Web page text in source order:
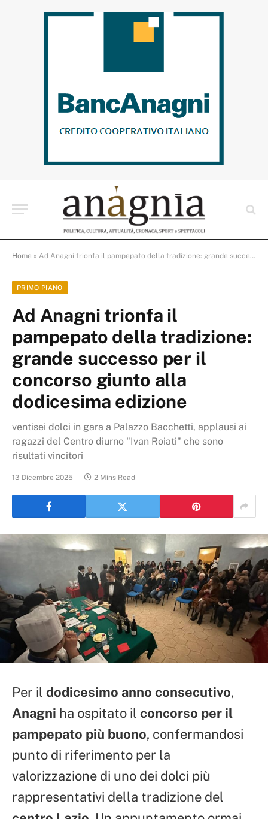
Home » Ad Anagni trionfa il pampepato della tradizione: grande successo per il concorso giunto alla dodicesima edizione
PRIMO PIANO
Ad Anagni trionfa il
pampepato della tradizione:
grande successo per il
concorso giunto alla
dodicesima edizione
ventisei dolci in gara a Palazzo Bacchetti, applausi ai
ragazzi del Centro diurno "Ivan Roiati" che sono
risultati vincitori
13 Dicembre 2025 2 Mins Read
Per il dodicesimo anno consecutivo,
Anagni ha ospitato il concorso per il
pampepato più buono, confermandosi
punto di riferimento per la
valorizzazione di uno dei dolci più
rappresentativi della tradizione del